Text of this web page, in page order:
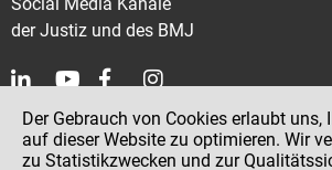
der Justiz und des BMJ
Kontakt
Impressum
Der Gebrauch von Cookies erlaubt uns,
auf dieser Website zu optimieren. Wir
zu Statistikzwecken und zur